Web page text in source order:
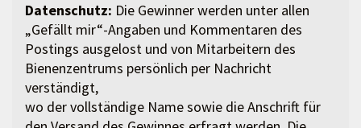
Datenschutz: Die Gewinner werden unter allen
„Gefällt mir“-Angaben und Kommentaren des
Postings ausgelost und von Mitarbeitern des
Bienenzentrums persönlich per Nachricht
verständigt,
wo der vollständige Name sowie die Anschrift für